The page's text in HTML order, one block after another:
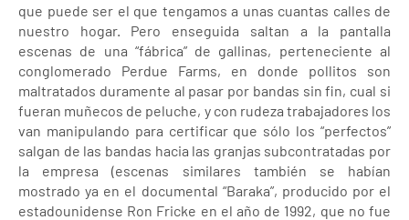
que puede ser el que tengamos a unas cuantas calles de
nuestro hogar. Pero enseguida saltan a la pantalla
escenas de una “fábrica” de gallinas, perteneciente al
conglomerado Perdue Farms, en donde pollitos son
maltratados duramente al pasar por bandas sin fin, cual si
fueran muñecos de peluche, y con rudeza trabajadores los
van manipulando para certificar que sólo los “perfectos”
salgan de las bandas hacia las granjas subcontratadas por
la empresa (escenas similares también se habían
mostrado ya en el documental “Baraka”, producido por el
estadounidense Ron Fricke en el año de 1992, que no fue